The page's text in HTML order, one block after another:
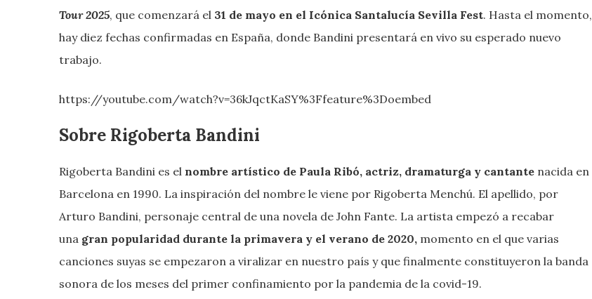
Tour 2025, que comenzará el 31 de mayo en el Icónica Santalucía Sevilla Fest. Hasta el momento,
hay diez fechas confirmadas en España, donde Bandini presentará en vivo su esperado nuevo
trabajo.
https://youtube.com/watch?v=36kJqctKaSY%3Ffeature%3Doembed
Sobre Rigoberta Bandini
Rigoberta Bandini es el nombre artístico de Paula Ribó, actriz, dramaturga y cantante nacida en
Barcelona en 1990. La inspiración del nombre le viene por Rigoberta Menchú. El apellido, por
Arturo Bandini, personaje central de una novela de John Fante. La artista empezó a recabar
una gran popularidad durante la primavera y el verano de 2020, momento en el que varias
canciones suyas se empezaron a viralizar en nuestro país y que finalmente constituyeron la banda
sonora de los meses del primer confinamiento por la pandemia de la covid-19.